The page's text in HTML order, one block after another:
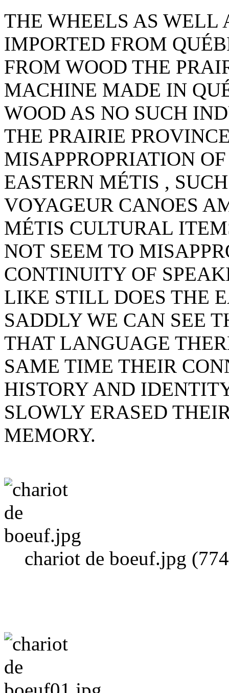
THE WHEELS AS WELL
IMPORTED FROM
FROM WOOD THE
MACHINE MADE IN
WOOD AS NO SUCH
THE PRAIRIE
MISAPPROPRIATION
EASTERN MÉTIS ,
VOYAGEUR CANOES
MÉTIS CULTURAL
NOT SEEM TO
CONTINUITY OF
LIKE STILL DOES THE
SADDLY WE CAN SEE
THAT LANGUAGE
SAME TIME THEIR
HISTORY AND
SLOWLY ERASED
MEMORY.
chariot de boeuf.jpg